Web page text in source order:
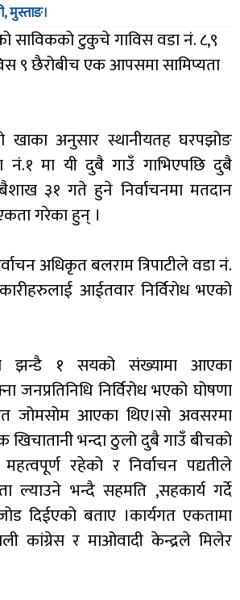
मुस्ताङ।
साविकको टुकुचे गाविस वडा नं. ८,९
९ छैरोबीच एक आपसमा सामिप्यता
खाका अनुसार स्थानीयतह घरपझोङ
नं.१ मा यी दुबै गाउँ गाभिएपछि दुबै
३१ गते हुने निर्वाचनमा मतदान
गरेका हुन् ।
अधिकृत बलराम त्रिपाटीले वडा नं.
आईतवार निर्विरोध भएको
झन्डै १ सयको संख्यामा आएका
जनप्रतिनिधि निर्विरोध भएको घोषणा
जोमसोम आएका थिए।सो अवसरमा
खिचातानी भन्दा ठुलो दुबै गाउँ बीचको
रहेको र निर्वाचन पद्यतीले
ल्याउने भन्दै सहमति ,सहकार्य गर्दे
दिईएको बताए ।कार्यगत एकतामा
कांग्रेस र माओवादी केन्द्रले मिलेर